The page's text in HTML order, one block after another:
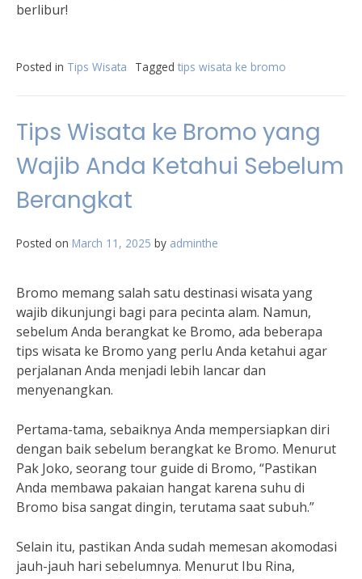
berlibur!
Posted in Tips Wisata Tagged tips wisata ke bromo
Tips Wisata ke Bromo yang
Wajib Anda Ketahui Sebelum
Berangkat
Posted on March 11, 2025 by adminthe
Bromo memang salah satu destinasi wisata yang
wajib dikunjungi bagi para pecinta alam. Namun,
sebelum Anda berangkat ke Bromo, ada beberapa
tips wisata ke Bromo yang perlu Anda ketahui agar
perjalanan Anda menjadi lebih lancar dan
menyenangkan.
Pertama-tama, sebaiknya Anda mempersiapkan diri
dengan baik sebelum berangkat ke Bromo. Menurut
Pak Joko, seorang tour guide di Bromo, “Pastikan
Anda membawa pakaian hangat karena suhu di
Bromo bisa sangat dingin, terutama saat subuh.”
Selain itu, pastikan Anda sudah memesan akomodasi
jauh-jauh hari sebelumnya. Menurut Ibu Rina,